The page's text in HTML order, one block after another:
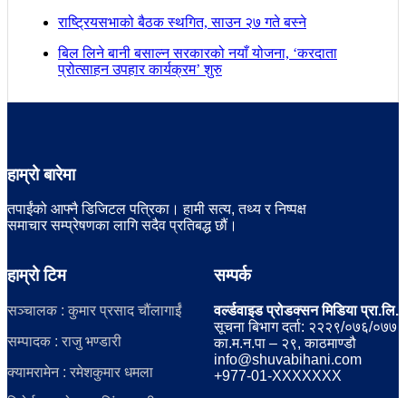
राष्ट्रियसभाको बैठक स्थगित, साउन २७ गते बस्ने
बिल लिने बानी बसाल्न सरकारको नयाँ योजना, ‘करदाता
प्रोत्साहन उपहार कार्यक्रम’ शुरु
हाम्रो बारेमा
तपाईंको आफ्नै डिजिटल पत्रिका। हामी सत्य, तथ्य र निष्पक्ष
समाचार सम्प्रेषणका लागि सदैव प्रतिबद्ध छौं।
हाम्रो टिम
सञ्चालक : कुमार प्रसाद चौंलागाईं
सम्पादक : राजु भण्डारी
क्यामरामेन : रमेशकुमार धमला
सम्पर्क
वर्ल्डवाइड प्रोडक्सन मिडिया प्रा.लि.
सूचना बिभाग दर्ता: २२२९/०७६/०७७
का.म.न.पा – २९, काठमाण्डौ
info@shuvabihani.com
+977-01-XXXXXXX